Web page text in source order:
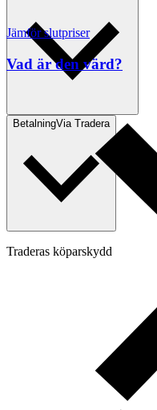
BetalningVia Tradera
Traderas köparskydd
Jämför slutpriser
Vad är den värd?